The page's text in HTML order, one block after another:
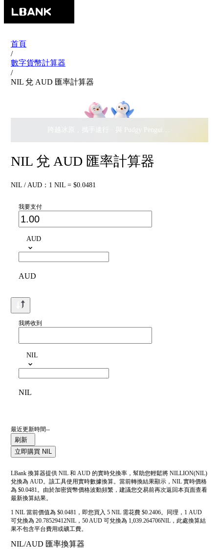
首頁
/
數字貨幣計算器
/
NIL 兌 AUD 匯率計算器
跨越冰原，攜手遠行 · 與 Pudgy Penguins 搖擺瓜分
NIL 兌 AUD 匯率計算器
NIL / AUD：1 NIL = $0.0481
我要支付
AUD
AUD
我將收到
NIL
NIL
最近更新時間--
刷新
立即購買 NIL
LBank 換算器提供 NIL 和 AUD 的實時兌換率，幫助您輕鬆將 NILLION(NIL)
兌換為 AUD。該工具使用實時數據換算。當前轉換結果顯示，NIL 實時價格
為 $0.0481。由於加密貨幣價格波動頻繁，建議您交易前再次返回本頁面查看
最新換算結果。
1 NIL 當前價值為 $0.0481，即您買入 5 NIL 需花費 $0.2406。同理，1 AUD
可兌換為 20.78529412NIL，50 AUD 可兌換為 1,039.264706NIL，此處換算結
果不包含平台費用或礦工費。
NIL/AUD 匯率換算器